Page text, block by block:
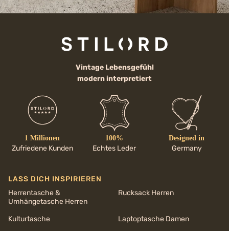
Vintage Lebensgefühl
modern interpretiert
1 Millionen
Zufriedene Kunden
100%
Echtes Leder
Designed in
Germany
LASS DICH INSPIRIEREN
Herrentasche &
Umhängetasche Herren
Rucksack Herren
Kulturtasche
Laptoptasche Damen